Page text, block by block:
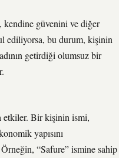
kendine güvenini ve diğer
ediliyorsa, bu durum, kişinin
getirdiği olumsuz bir
etkiler. Bir kişinin ismi,
yapısını
“Safure” ismine sahip